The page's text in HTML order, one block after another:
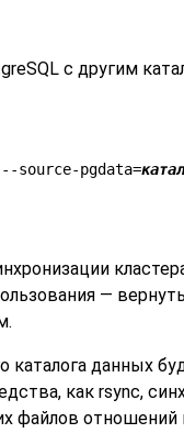
с другим
--source-pgdata=
—
данных
как rsync,
файлов